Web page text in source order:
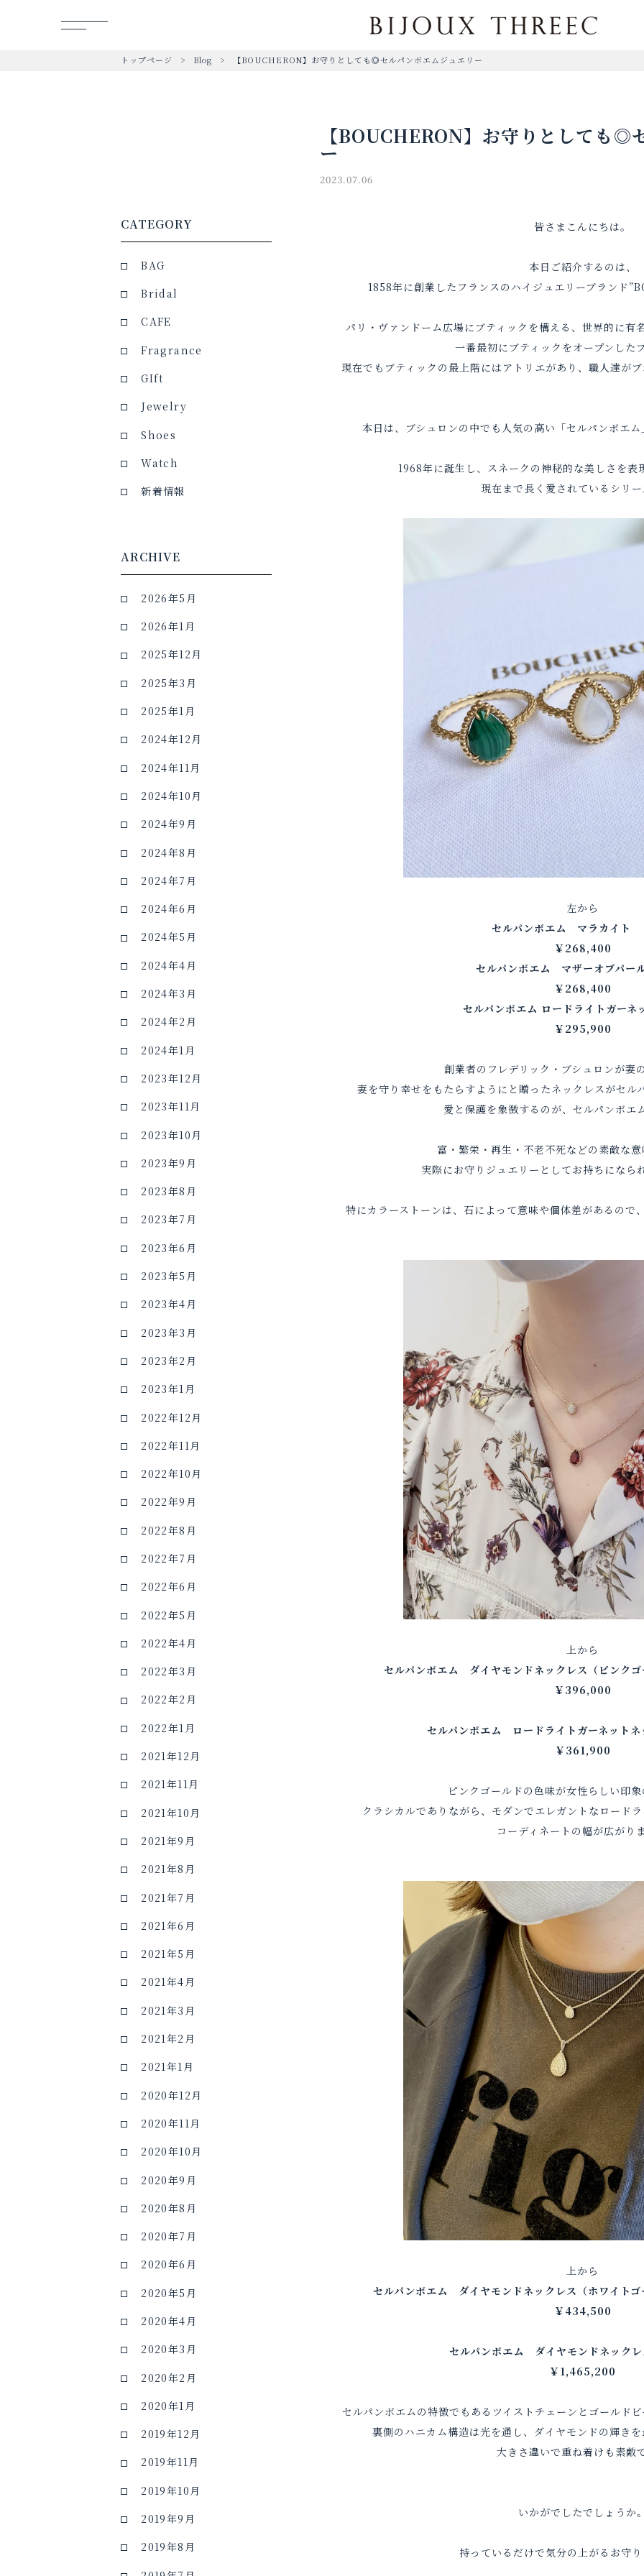
トップページ Blog 【BOUCHERON】お守りとしても◎セルパンボエムジュエリー
【BOUCHERON】お守りとしても◎
ー
2023.07.06
CATEGORY
BAG
Bridal
CAFE
Fragrance
GIft
Jewelry
Shoes
Watch
新着情報
ARCHIVE
2026年5月
2026年1月
2025年12月
2025年3月
2025年1月
2024年12月
2024年11月
2024年10月
2024年9月
2024年8月
2024年7月
2024年6月
2024年5月
2024年4月
2024年3月
2024年2月
2024年1月
2023年12月
2023年11月
2023年10月
2023年9月
2023年8月
2023年7月
2023年6月
2023年5月
2023年4月
2023年3月
2023年2月
2023年1月
2022年12月
2022年11月
2022年10月
2022年9月
2022年8月
2022年7月
2022年6月
2022年5月
2022年4月
2022年3月
2022年2月
2022年1月
2021年12月
2021年11月
2021年10月
2021年9月
2021年8月
2021年7月
2021年6月
2021年5月
2021年4月
2021年3月
2021年2月
2021年1月
2020年12月
2020年11月
2020年10月
2020年9月
2020年8月
2020年7月
2020年6月
2020年5月
2020年4月
2020年3月
2020年2月
2020年1月
2019年12月
2019年11月
2019年10月
2019年9月
2019年8月
皆さまこんにちは。
本日ご紹介するのは、
1858年に創業したフランスのハイジュエリーブランド
パリ・ヴァンドーム広場にブティックを構える、世界的に有
一番最初にブティックをオープンした
現在でもブティックの最上階にはアトリエがあり、職人達が
本日は、ブシュロンの中でも人気の高い「セルパンボエ
1968年に誕生し、スネークの神秘的な美しさを表
現在まで長く愛されているシリ
左から
セルパンボエム マラカイト
￥268,400
セルパンボエム マザーオブパー
￥268,400
セルパンボエム ロードライトガー
￥295,900
創業者のフレデリック・ブシュロンが妻
妻を守り幸せをもたらすようにと贈ったネックレスがセル
愛と保護を象徴するのが、セルパンボエ
富・繁栄・再生・不老不死などの素敵な
実際にお守りジュエリーとしてお持ちになら
特にカラーストーンは、石によって意味や個体差があるので
上から
セルパンボエム ダイヤモンドネックレス（ピンク
￥396,000
セルパンボエム ロードライトガーネット
￥361,900
ピンクゴールドの色味が女性らしい印
クラシカルでありながら、モダンでエレガントなロード
コーディネートの幅が広がり
上から
セルパンボエム ダイヤモンドネックレス（ホワイト
￥434,500
セルパンボエム ダイヤモンドネック
￥1,465,200
セルパンボエムの特徴でもあるツイストチェーンとゴールド
裏側のハニカム構造は光を通し、ダイヤモンドの輝き
大きさ違いで重ね着けも素敵
いかがでしたでしょうか
持っているだけで気分の上がるお守